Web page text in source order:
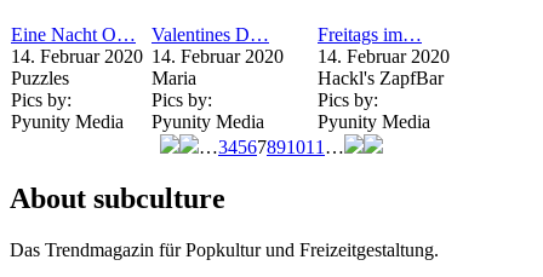
Eine Nacht O…
14. Februar 2020
Puzzles
Pics by:
Pyunity Media
Valentines D…
14. Februar 2020
Maria
Pics by:
Pyunity Media
Freitags im…
14. Februar 2020
Hackl's ZapfBar
Pics by:
Pyunity Media
…34567891011 …
About subculture
Das Trendmagazin für Popkultur und Freizeitgestaltung.